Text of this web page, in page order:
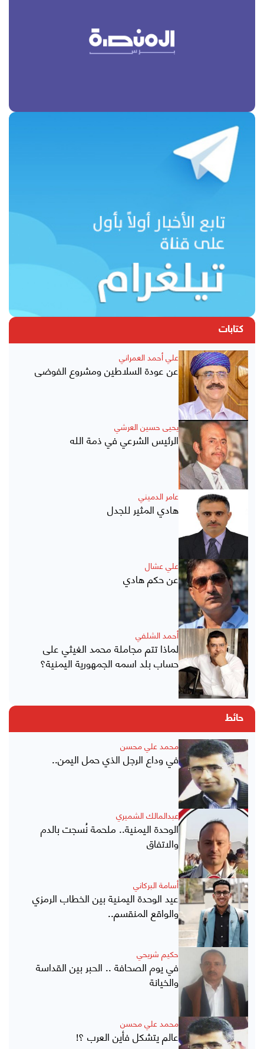
كتابات
علي أحمد العمراني
عن عودة السلاطين ومشروع الفوضى
يحيى حسين العرشي
الرئيس الشرعي في ذمة الله
عامر الدميني
هادي المثير للجدل
علي عشال
عن حكم هادي
أحمد الشلفي
لماذا تتم مجاملة محمد الغيثي على
حساب بلد اسمه الجمهورية اليمنية؟
حائط
محمد علي محسن
في وداع الرجل الذي حمل اليمن..
عبدالمالك الشميري
الوحدة اليمنية.. ملحمة نُسجت بالدم
والاتفاق
أسامة البركاني
عيد الوحدة اليمنية بين الخطاب الرمزي
والواقع المنقسم..
حكيم شريحي
في يوم الصحافة .. الحبر بين القداسة
والخيانة
محمد علي محسن
عالم يتشكل فأين العرب ؟!